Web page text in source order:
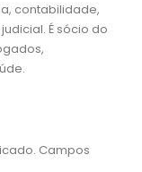
contabilidade,
É sócio do
Campos